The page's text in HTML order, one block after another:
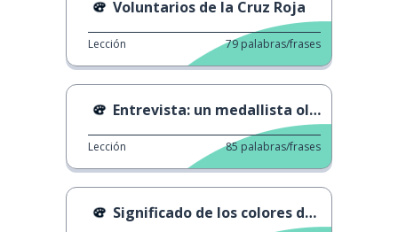
Voluntarios de la Cruz Roja
Lección 79 palabras/frases
Entrevista: un medallista olímpico
Lección 85 palabras/frases
Significado de los colores del sable de luz